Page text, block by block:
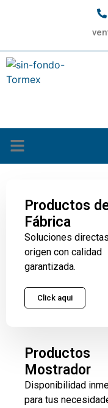
Productos
Fábrica
Soluciones
origen con calidad
garantizada.
Click aqui
Productos
Mostrador
Disponibilidad
para tus